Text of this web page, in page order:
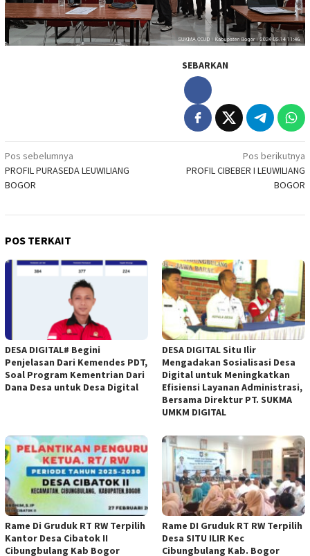
SEBARKAN
Navigasi
pos
Pos sebelumnya
PROFIL PURASEDA LEUWILIANG
BOGOR
Pos berikutnya
PROFIL CIBEBER I LEUWILIANG
BOGOR
POS TERKAIT
DESA DIGITAL# Begini
Penjelasan Dari Kemendes PDT,
Soal Program Kementrian Dari
Dana Desa untuk Desa Digital
DESA DIGITAL Situ Ilir
Mengadakan Sosialisasi Desa
Digital untuk Meningkatkan
Efisiensi Layanan Administrasi,
Bersama Direktur PT. SUKMA
UMKM DIGITAL
Rame Di Gruduk RT RW Terpilih
Kantor Desa Cibatok II
Cibungbulang Kab Bogor
Rame DI Gruduk RT RW Terpilih
Desa SITU ILIR Kec
Cibungbulang Kab. Bogor